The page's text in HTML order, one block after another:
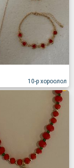
10-р хороолол